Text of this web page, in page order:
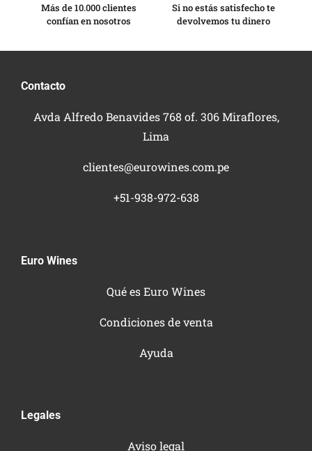
Más de 10.000 clientes
confían en nosotros
Si no estás satisfecho te
devolvemos tu dinero
Contacto
Avda Alfredo Benavides 768 of. 306 Miraflores,
Lima
clientes@eurowines.com.pe
+51-938-972-638
Euro Wines
Qué es Euro Wines
Condiciones de venta
Ayuda
Legales
Aviso legal